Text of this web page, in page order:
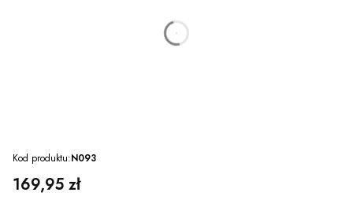
godzin
Kod produktu:N093
Cena
169,95 zł